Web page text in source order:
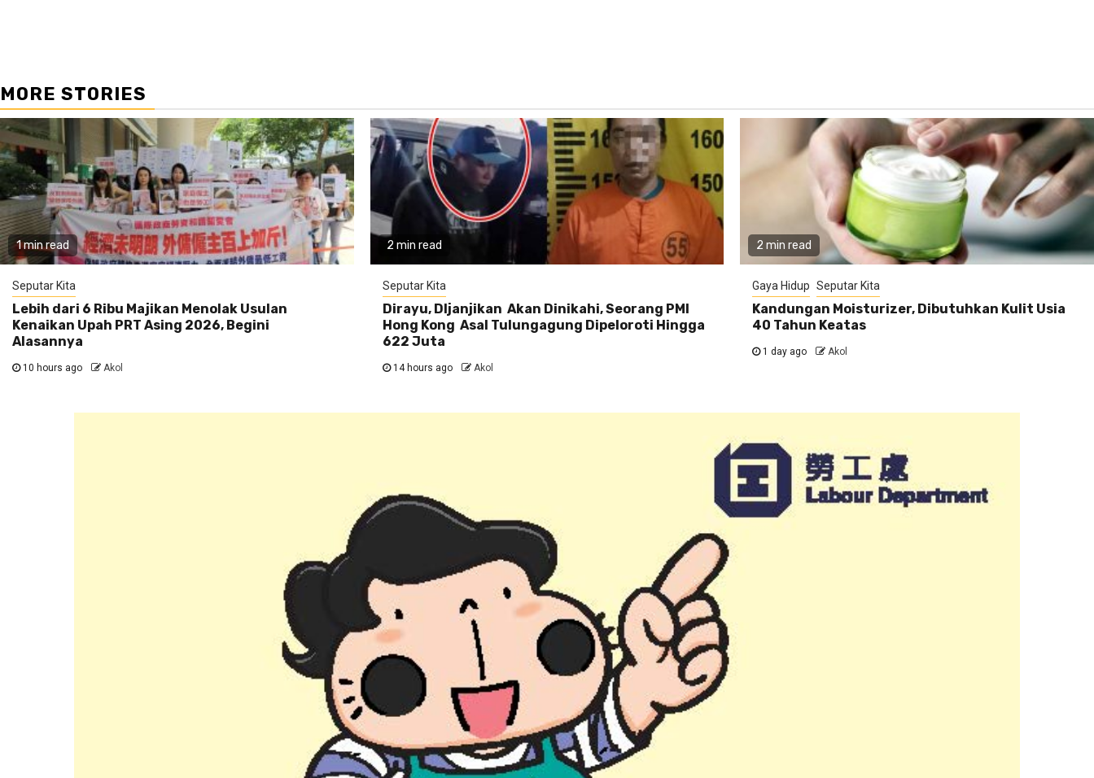
MORE STORIES
1 min read
Seputar Kita
Lebih dari 6 Ribu Majikan Menolak Usulan
Kenaikan Upah PRT Asing 2026, Begini
Alasannya
10 hours ago Akol
2 min read
Seputar Kita
Dirayu, DIjanjikan Akan Dinikahi, Seorang PMI
Hong Kong Asal Tulungagung Dipeloroti Hingga
622 Juta
14 hours ago Akol
2 min read
Gaya Hidup Seputar Kita
Kandungan Moisturizer, Dibutuhkan Kulit Usia
40 Tahun Keatas
1 day ago Akol